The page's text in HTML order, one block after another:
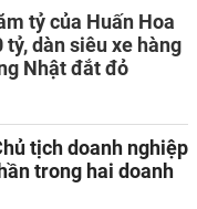
tỷ của Huấn Hoa
dàn siêu xe hàng
Nhật đắt đỏ
tịch doanh nghiệp
trong hai doanh